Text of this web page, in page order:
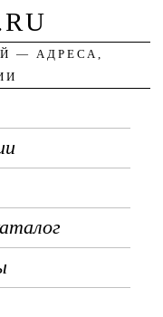
— АДРЕСА,